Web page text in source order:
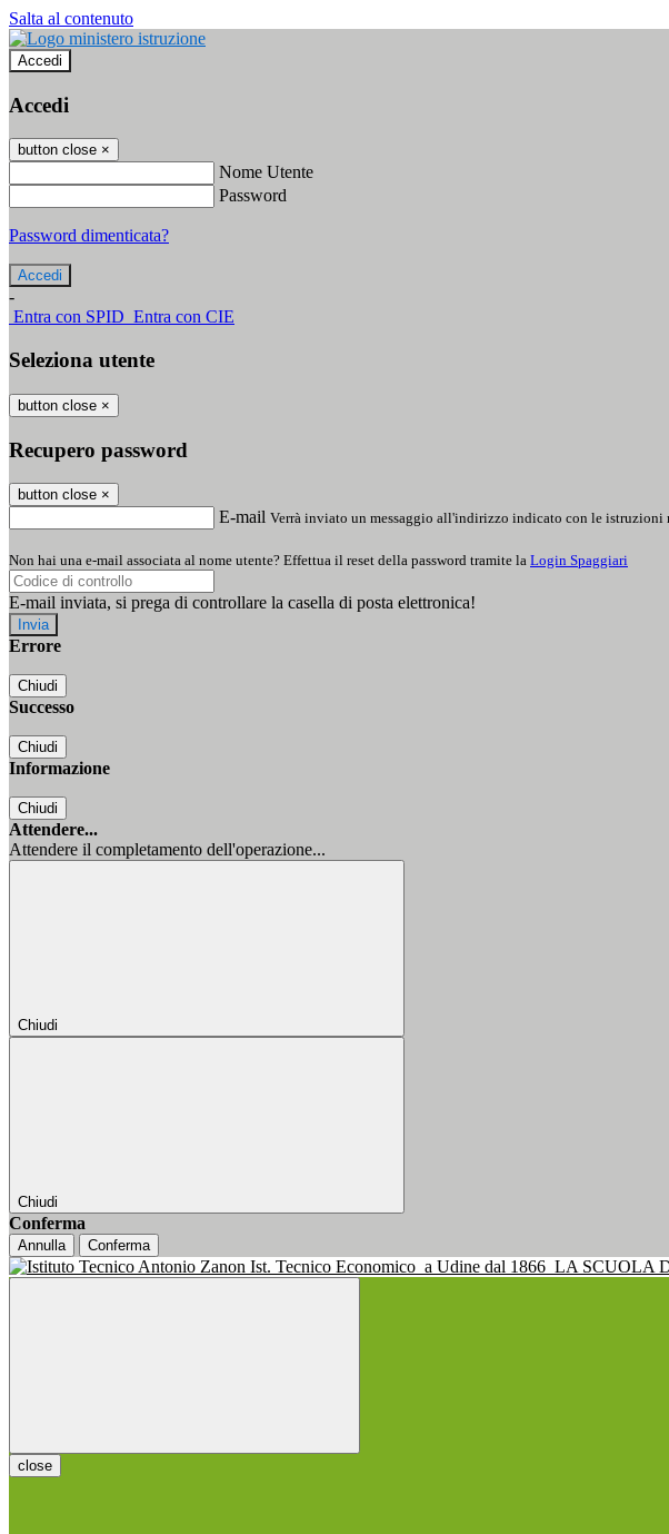
Salta al contenuto
Accedi
Accedi
button close ×
Nome Utente
Password
Password dimenticata?
-
Entra con SPID Entra con CIE
Seleziona utente
button close ×
Recupero password
button close ×
E-mail Verrà inviato un messaggio all'indirizzo indicato con le istruzioni
Non hai una e-mail associata al nome utente? Effettua il reset della password tramite la Login Spaggiari
E-mail inviata, si prega di controllare la casella di posta elettronica!
Errore
Chiudi
Successo
Chiudi
Informazione
Chiudi
Attendere...
Attendere il completamento dell'operazione...
Chiudi
Chiudi
Conferma
Annulla Conferma
Ist. Tecnico Economico a Udine dal 1866 LA SCUOLA
close